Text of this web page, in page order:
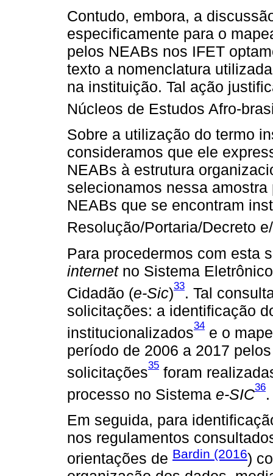
Contudo, embora, a
especificamente para o
pelos NEABs nos IFET
texto a nomenclatura
na instituição. Tal ação
Núcleos de Estudos Afro-
Sobre a utilização do termo
consideramos que ele
NEABs à estrutura
selecionamos nessa
NEABs que se encontram
Resolução/Portaria/Decreto
Para procedermos com esta
internetno Sistema
Cidadão (e-Sic)33. Tal
solicitações: a identificação
institucionalizados34 e o
período de 2006 a 2017
solicitações35 foram
processo no Sistema e-SIC36.
Em seguida, para
nos regulamentos
orientações de Bardin (2016)